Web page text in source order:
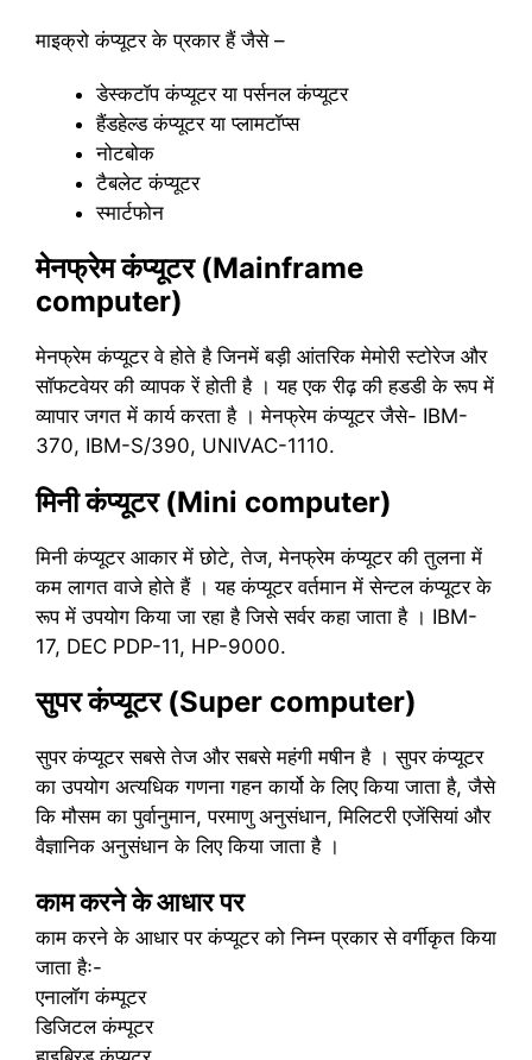
माइक्रो कंप्यूटर के प्रकार हैं जैसे –
डेस्कटॉप कंप्यूटर या पर्सनल कंप्यूटर
हैंडहेल्ड कंप्यूटर या प्लामटॉप्स
नोटबोक
टैबलेट कंप्यूटर
स्मार्टफोन
मेनफ्रेम कंप्यूटर (Mainframe
computer)
मेनफ्रेम कंप्यूटर वे होते है जिनमें बड़ी आंतरिक मेमोरी स्टोरेज और
सॉफटवेयर की व्यापक रें होती है । यह एक रीढ़ की हडडी के रूप में
व्यापार जगत में कार्य करता है । मेनफ्रेम कंप्यूटर जैसे- IBM-
370, IBM-S/390, UNIVAC-1110.
मिनी कंप्यूटर (Mini computer)
मिनी कंप्यूटर आकार में छोटे, तेज, मेनफ्रेम कंप्यूटर की तुलना में
कम लागत वाजे होते हैं । यह कंप्यूटर वर्तमान में सेन्टल कंप्यूटर के
रूप में उपयोग किया जा रहा है जिसे सर्वर कहा जाता है । IBM-
17, DEC PDP-11, HP-9000.
सुपर कंप्यूटर (Super computer)
सुपर कंप्यूटर सबसे तेज और सबसे महंगी मषीन है । सुपर कंप्यूटर
का उपयोग अत्यधिक गणना गहन कार्यो के लिए किया जाता है, जैसे
कि मौसम का पुर्वानुमान, परमाणु अनुसंधान, मिलिटरी एजेंसियां और
वैज्ञानिक अनुसंधान के लिए किया जाता है ।
काम करने के आधार पर
काम करने के आधार पर कंप्यूटर को निम्न प्रकार से वर्गीकृत किया
जाता हैः-
एनालॉग कंम्पूटर
डिजिटल कंम्पूटर